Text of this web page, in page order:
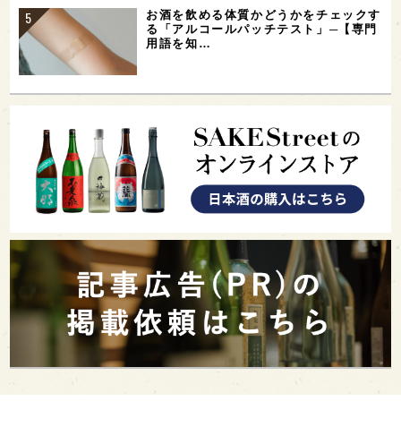
お酒を飲める体質かどうかをチェックす
る「アルコールパッチテスト」─【専門
用語を知…